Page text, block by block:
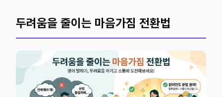
두려움을 줄이는 마음가짐 전환법